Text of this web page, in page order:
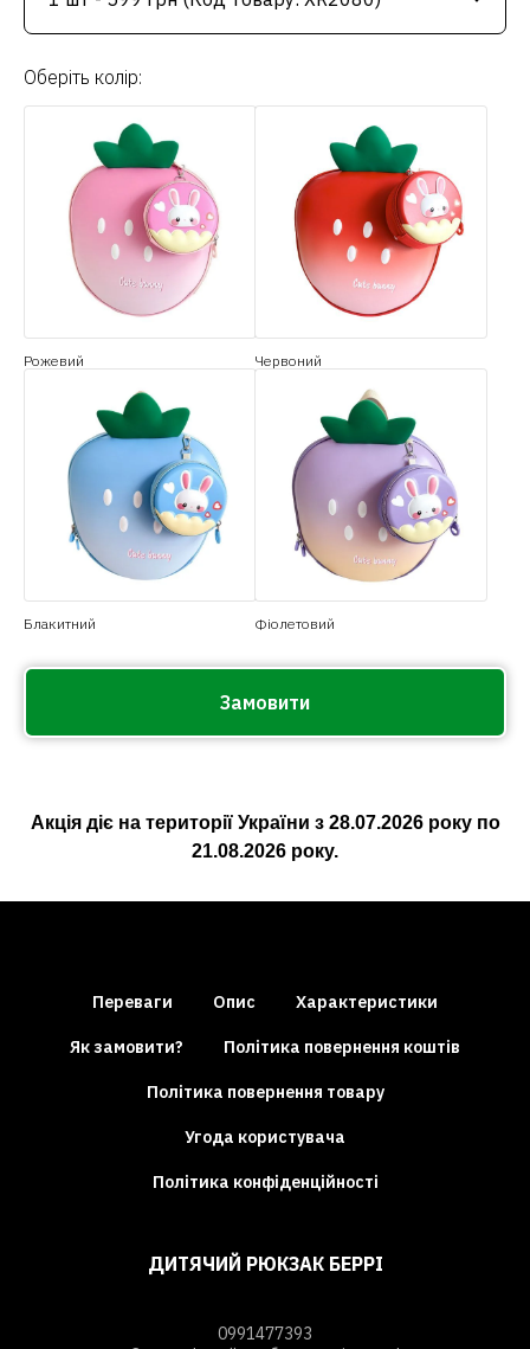
Оберіть колір:
Рожевий Червоний
Блакитний Фіолетовий
Замовити
Акція діє на території України з 28.07.2026року по
21.08.2026 року.
Переваги Опис Характеристики
Як замовити? Політика повернення коштів
Політика повернення товару
Угода користувача
Політика конфіденційності
ДИТЯЧИЙ РЮКЗАК БЕРРІ
0991477393